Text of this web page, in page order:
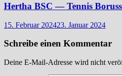
Hertha BSC — Tennis
15. Februar 202423. Januar 2024
Schreibe einen Kommentar
Deine E-Mail-Adresse wird nicht